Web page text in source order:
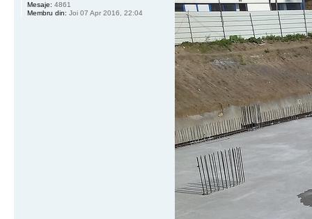
Mesaje: 4861
Membru din: Joi 07 Apr 2016, 22:04